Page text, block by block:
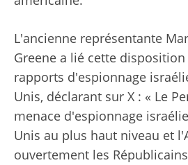
L'ancienne représentante
Greene a lié cette
rapports d'espionnage
Unis, déclarant sur X : « Le
menace d'espionnage
Unis au plus haut niveau et
ouvertement les